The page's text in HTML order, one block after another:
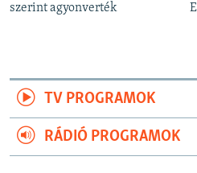
szerint agyonverték
TV PROGRAMOK
RÁDIÓ PROGRAMOK